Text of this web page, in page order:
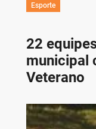
Esporte
22
municipal
Veterano